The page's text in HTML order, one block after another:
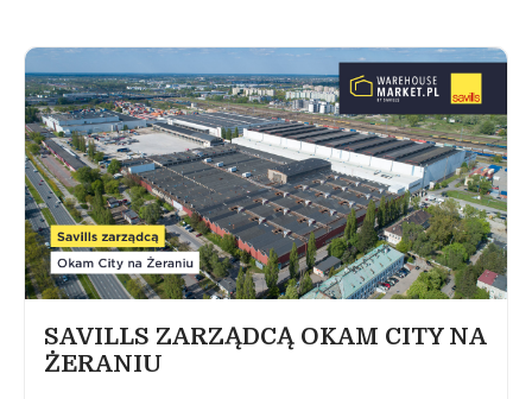
SAVILLS ZARZĄDCĄ OKAM CITY NA
ŻERANIU